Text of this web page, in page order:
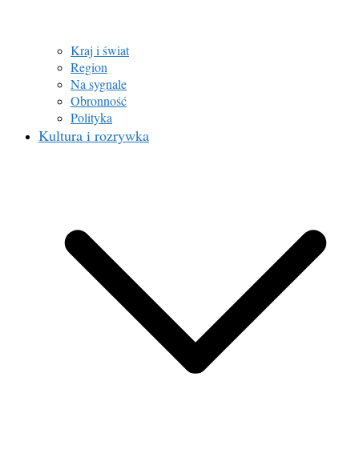
Kraj i świat
Region
Na sygnale
Obronność
Polityka
Kultura i rozrywka